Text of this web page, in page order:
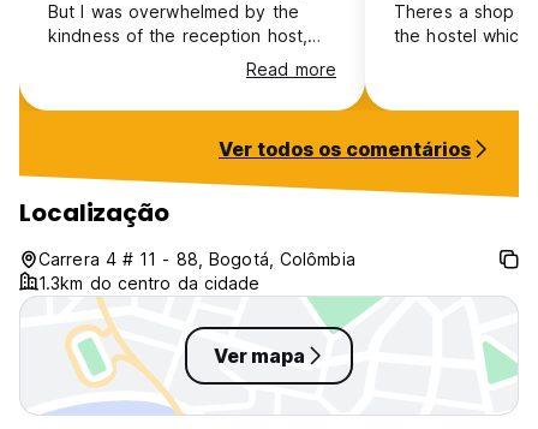
But I was overwhelmed by the
kindness of the reception host,
Ros. When not attending to
reception he is always cleaning
and so helpful with every request.
not working while I was there. All
appliances are unplugged when
not in use. And when
temperatures dropped into the
40s, there was no heat. Bogotá is
not an eternal spring destination.
It gets cold.
Read more
Theres a shop
the hostel which
poor. Untrained
though I had a
Yes its cheap
Ver todos os comentários
Localização
Carrera 4 # 11 - 88, Bogotá, Colômbia
1.3km do centro da cidade
Ver mapa